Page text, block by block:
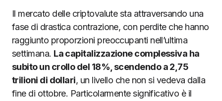
Il mercato delle criptovalute sta attraversando una
fase di drastica contrazione, con perdite che hanno
raggiunto proporzioni preoccupanti nell’ultima
settimana. La capitalizzazione complessiva ha
subito un crollo del 18%, scendendo a 2,75
trilioni di dollari, un livello che non si vedeva dalla
fine di ottobre. Particolarmente significativo è il